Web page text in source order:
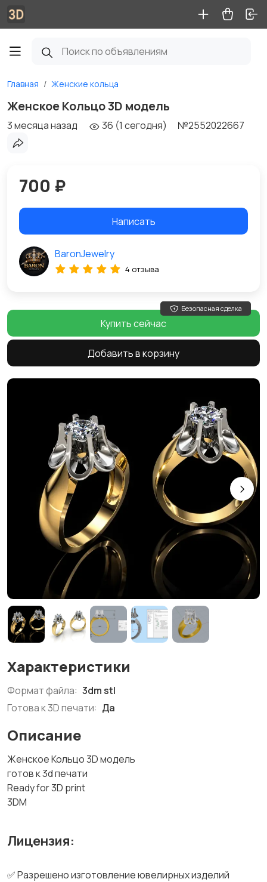
Главная Женские кольца
Женское Кольцо 3D модель
3 месяца назад 36 (1 сегодня) №2552022667
Характеристики
Формат файла: 3dm stl
Готова к 3D печати: Да
Описание
Женское Кольцо 3D модель
готов к 3d печати
Ready for 3D print
3DM
Лицензия:
✅ Разрешено изготовление ювелирных изделий
700 ₽
Написать
BaronJewelry
4 отзыва
Безопасная сделка
Купить сейчас
Добавить в корзину